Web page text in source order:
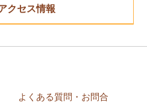
クセス情報
よくある質問・お問合